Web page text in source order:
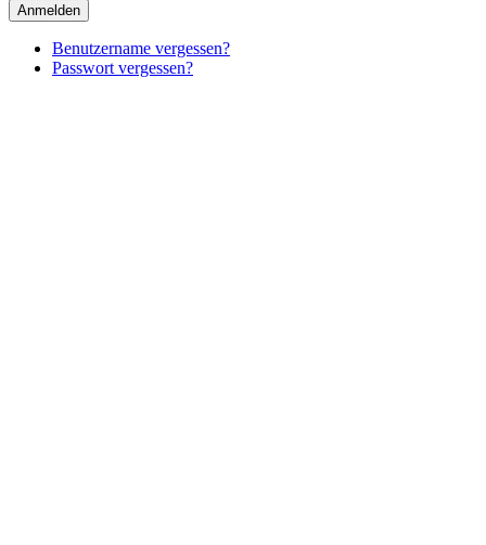
Anmelden
Benutzername vergessen?
Passwort vergessen?